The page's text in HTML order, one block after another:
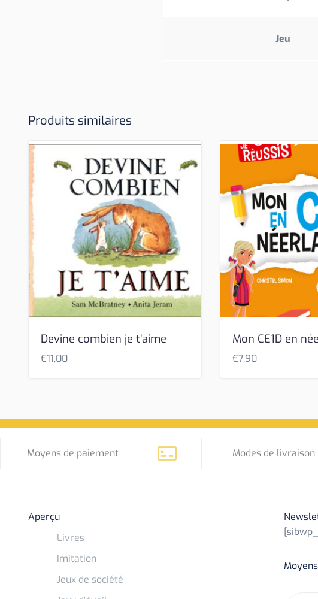
Jeu
Produits similaires
Devine combien je t’aime
€11,00
Mon CE1D en
€7,90
Moyens de paiement Modes de livraison
Aperçu
Livres
Imitation
Jeux de société